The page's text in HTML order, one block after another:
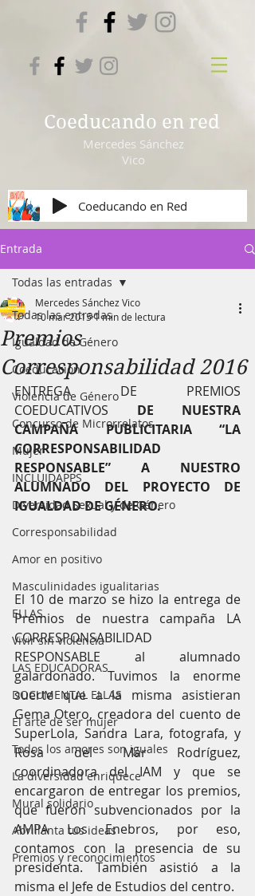
Coeducando en red
Mercedes Sánchez
Vico
Coeducando en Red
Entrada
Todas las entradas
Igualdad de Género
Coeducación
Violencia de Género
Concurso de Microrrelatos
Mujer
INCLUIDAPPS
Diversidad Sexual y de Género
Corresponsabilidad
Amor en positivo
Masculinidades igualitarias
ELLAS.
Vivir sin violencia
LAS EDUCADORAS
DOCUMENTAL ELLAS
El arte de ser mujer
Todos los amores son iguales
La diversidad enriquece
Mural solidario
Abrillanta tus ideas
Premios y reconocimientos
Todas las entradas
Premios
Corresponsabilidad 2016
Mercedes Sánchez Vico
10 mar 20151 min de lectura
ENTREGA DE PREMIOS
COEDUCATIVOS DE NUESTRA
CAMPAÑA PUBLICITARIA “LA
CORRESPONSABILIDAD
RESPONSABLE” A NUESTRO
ALUMNADO DEL PROYECTO DE
IGUALDAD DE GÉNERO.
El 10 de marzo se hizo la entrega de
Premios de nuestra campaña LA
CORRESPONSABILIDAD
RESPONSABLE al alumnado
galardonado. Tuvimos la enorme
suerte que a la misma asistieran
Gema Otero, creadora del cuento de
SuperLola, Sandra Lara, fotografa, y
Rosa del Mar Rodríguez,
coordinadora del IAM y que se
encargaron de entregar los premios,
que fueron subvencionados por la
AMPA Los Enebros, por eso,
contamos con la presencia de su
presidenta. También asistió a la
misma el Jefe de Estudios del centro.